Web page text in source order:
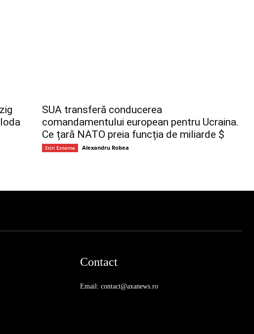
SUA transferă conducerea
comandamentului european pentru Ucraina.
Ce țară NATO preia funcția de miliarde $
Stiri Externe Alexandru Robea
Contact
Email: contact@axanews.ro